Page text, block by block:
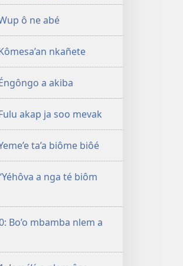
ô ne abé
nkañete
a akiba
akap ja soo mevak
ta’a biôme biôé
a nga té biôm
Bo’o mbamba nlem a